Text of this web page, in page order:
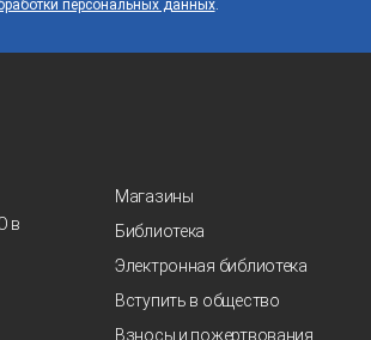
персональных данных.
в
Магазины
Библиотека
Электронная библиотека
Вступить в общество
Взносы и пожертвования